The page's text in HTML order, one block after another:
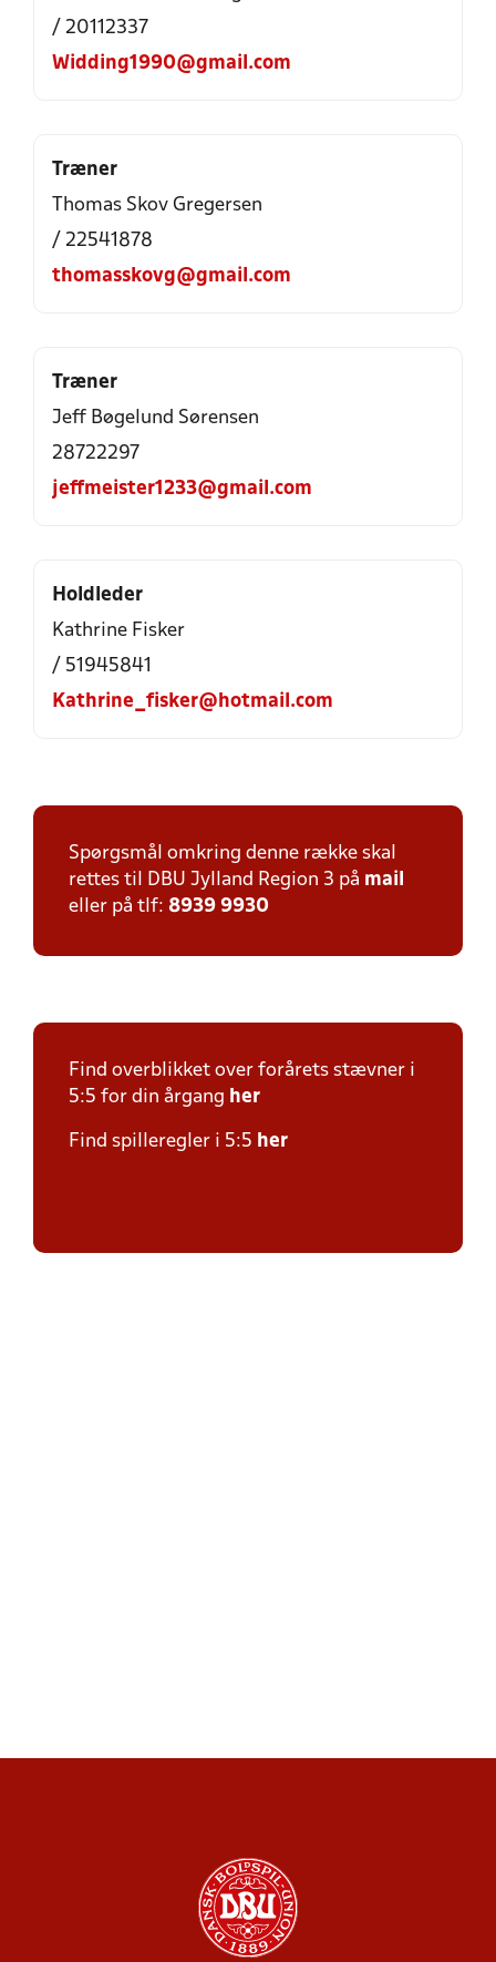
/ 20112337
Widding1990@gmail.com
Træner
Thomas Skov Gregersen
/ 22541878
thomasskovg@gmail.com
Træner
Jeff Bøgelund Sørensen
28722297
jeffmeister1233@gmail.com
Holdleder
Kathrine Fisker
/ 51945841
Kathrine_fisker@hotmail.com
Spørgsmål omkring denne række skal
rettes til DBU Jylland Region 3 på mail
eller på tlf: 8939 9930
Find overblikket over forårets stævner i
5:5 for din årgang her
Find spilleregler i 5:5 her